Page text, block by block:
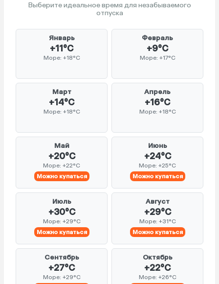
Выберите идеальное время для незабываемого
отпуска
Январь
+11°C
Море: +18°C
Февраль
+9°C
Море: +17°C
Март
+14°C
Море: +18°C
Апрель
+16°C
Море: +18°C
Май
+20°C
Море: +22°C
Можно купаться
Июнь
+24°C
Море: +25°C
Можно купаться
Июль
+30°C
Море: +29°C
Можно купаться
Август
+29°C
Море: +31°C
Можно купаться
Сентябрь
+27°C
Море: +29°C
Октябрь
+22°C
Море: +26°C